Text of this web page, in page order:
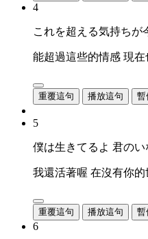
4
これを超える気持ちが
能超過這些的情感 現在
重覆這句 播放這句 暫
5
僕は生きてるよ 君の
我還活著喔 在沒有你的
重覆這句 播放這句 暫
6